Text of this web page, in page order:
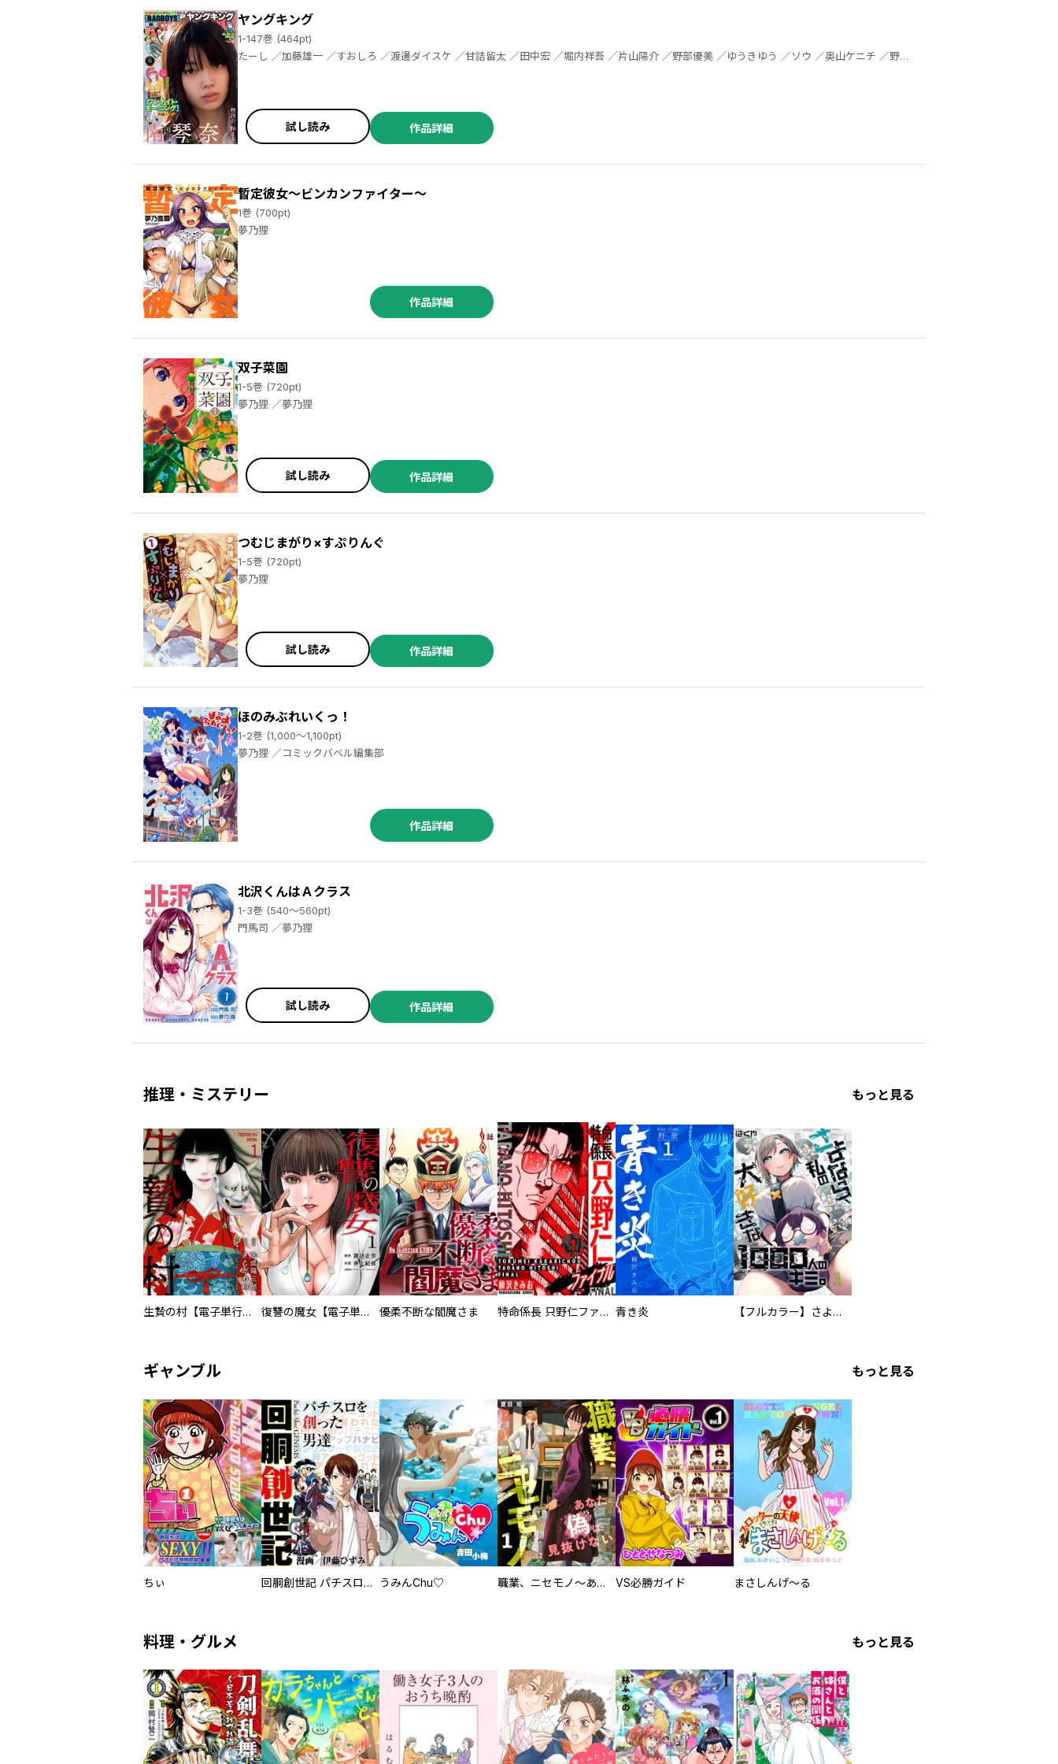
ヤングキング
1-147巻 (464pt)
たーし ／加藤雄一 ／すおしろ ／渡邊ダイスケ ／甘詰留太 ／田中宏 ／堀内祥吾 ／片山陽介 ／野部優美 ／ゆうきゆう ／ソウ ／奥山ケニチ ／野中かをる ／松本千秋 ／木綿八十子 ／寅尾あかまる ／井上とさず ／一粒苺 ／ピロ ／ゐなり ／外本ケンセイ ／高畠りょうこ ／葉真中顕 ／轟ツキコ ／未来人Ａ ／三登いつき ／吐兎モノロブ ／民谷剛 ／久保田流生 ／すおしろ ／永田諒 ／肥谷圭介 ／永田晃一 ／ゆうきゆう ／ソウ ／中馬孝博 ／轟ツキコ ／ザ・シーツ（吉本興業） ／河尻みつる ／小夏ゆーた
／井上とさず ／一粒苺 ／ヒロ ／ゐなり ／外本ケンセイ ／高畠りょうこ ／葉真中顕 ／轟ツキコ ／未来人A ／三登いつき ／吐兎モノロブ ／民谷剛 ／久保田流生 ／永田諒 ／肥谷圭介 ／永田晃一 ／中馬孝博 ／ザ・シーツ（吉本興業） ／河尻みつる ／小夏ゆーた ／落合更起 ／紙魚丸 ／夢乃狸 ／佐藤一繝 ／dotsuco ／南賀なん ／神田桂一 ／菊池良 ／綾杉つばき ／艶々 ／めたりかん ／東本昌平 ／大野もか ／かぱたろー ／ピエール手塚 ／あいそえる ／ふかせゆーすけ ／八汐ごよう ／小池ノクト ／石田ゆう
試し読み 作品詳細
暫定彼女～ビンカンファイター～
1巻 (700pt)
夢乃狸
作品詳細
双子菜園
1-5巻 (720pt)
夢乃狸 ／夢乃狸
試し読み 作品詳細
つむじまがり×すぷりんぐ
1-5巻 (720pt)
夢乃狸
試し読み 作品詳細
ほのみぶれいくっ！
1-2巻 (1,000～1,100pt)
夢乃狸 ／コミックバベル編集部
作品詳細
北沢くんはＡクラス
1-3巻 (540～560pt)
門馬司 ／夢乃狸
試し読み 作品詳細
推理・ミステリー もっと見る
生贄の村【電子単行本版】 復讐の魔女【電子単行本版】 優柔不断な閻魔さま 特命係長 只野仁ファイナル 愛蔵版 青き炎 【フルカラー】さよなら、私の大好きな１０００人のキミ。
ギャンブル もっと見る
ちぃ 回胴創世記 パチスロを創った男達 うみんChu♡ 職業、ニセモノ～あなたに偽は見抜けない【電子単行本版】 VS必勝ガイド まさしんげ～る
料理・グルメ もっと見る